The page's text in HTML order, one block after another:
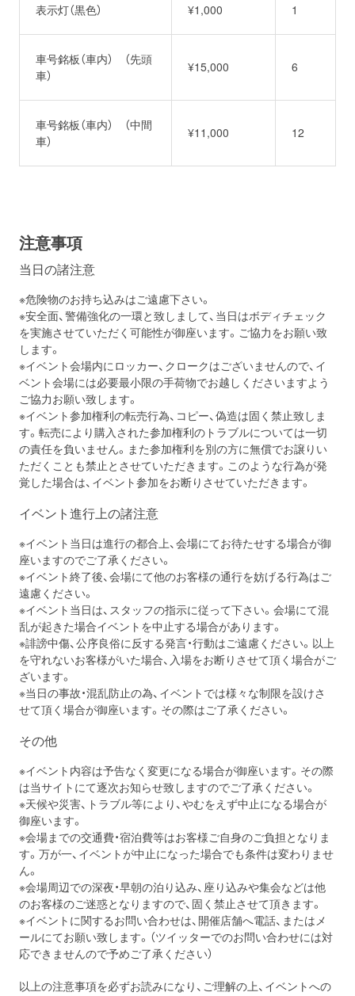
表示灯（黒色） ¥1,000 1
車号銘板（車内） （先頭
車）
¥15,000 6
車号銘板（車内） （中間
車）
¥11,000 12
注意事項
当日の諸注意
※危険物のお持ち込みはご遠慮下さい。
※安全面、警備強化の一環と致しまして、 当日はボディチェック
を実施させていただく可能性が御座います。 ご協力をお願い致
します。
※イベント会場内にロッカー、クロークはございませんので、 イ
ベント会場には必要最小限の手荷物でお越しくださいますよう
ご協力お願い致します。
※イベント参加権利の転売行為、コピー、偽造は固く禁止致しま
す。 転売により購入された参加権利のトラブルについては一切
の責任を負いません。 また参加権利を別の方に無償でお譲りい
ただくことも禁止とさせていただきます。このような行為が発
覚した場合は、 イベント参加をお断りさせていただきます。
イベント進行上の諸注意
※イベント当日は進行の都合上、会場にてお待たせする場合が御
座いますのでご了承ください。
※イベント終了後、会場にて他のお客様の通行を妨げる行為はご
遠慮ください。
※イベント当日は、スタッフの指示に従って下さい。 会場にて混
乱が起きた場合イベントを中止する場合があります。
※誹謗中傷、公序良俗に反する発言・行動はご遠慮ください。 以上
を守れないお客様がいた場合、 入場をお断りさせて頂く場合がご
ざいます。
※当日の事故・混乱防止の為、 イベントでは様々な制限を設けさ
せて頂く場合が御座います。 その際はご了承ください。
その他
※イベント内容は予告なく変更になる場合が御座います。 その際
は当サイトにて逐次お知らせ致しますのでご了承ください。
※天候や災害、トラブル等により、やむをえず中止になる場合が
御座います。
※会場までの交通費・宿泊費等はお客様ご自身のご負担となりま
す。万が一、 イベントが中止になった場合でも条件は変わりませ
ん。
※会場周辺での深夜・早朝の泊り込み、 座り込みや集会などは他
のお客様のご迷惑となりますので、 固く禁止させて頂きます。
※イベントに関するお問い合わせは、開催店舗へ電話、 またはメ
ールにてお願い致します。（ツイッターでのお問い合わせには対
応できませんので予めご了承く ださい）
以上の注意事項を必ずお読みになり、ご理解の上、 イベントへの